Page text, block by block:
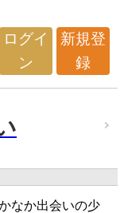
ログイ
ン
新規登
録
なか出会いの少